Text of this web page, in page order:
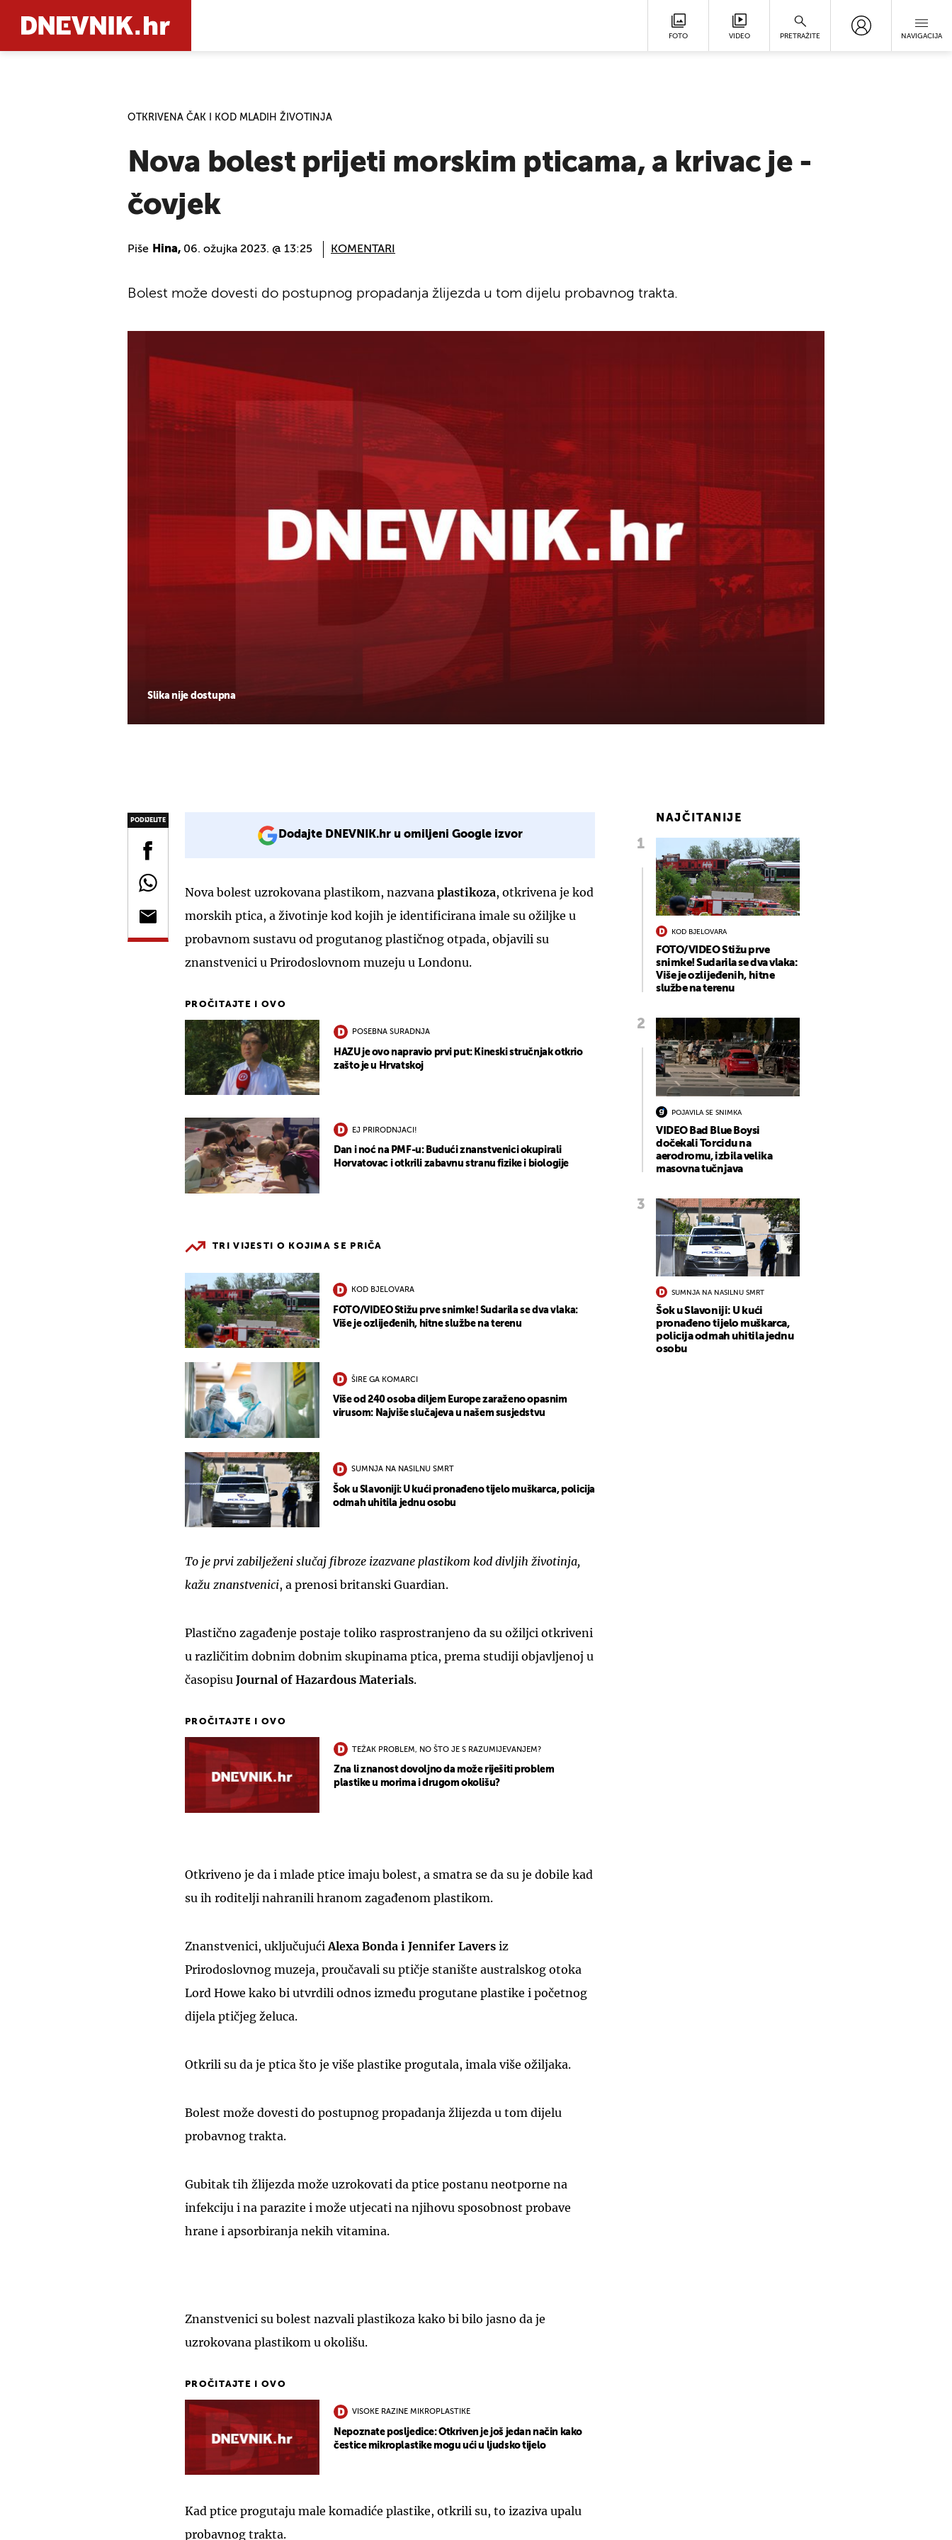
FOTO VIDEO PRETRAŽITE NAVIGACIJA
OTKRIVENA ČAK I KOD MLADIH ŽIVOTINJA
Nova bolest prijeti morskim pticama, a krivac je -
čovjek
Piše Hina, 06. ožujka 2023. @ 13:25 KOMENTARI
Slika nije dostupna
Bolest može dovesti do postupnog propadanja žlijezda u tom dijelu probavnog trakta.
PODIJELITE
Dodajte DNEVNIK.hr u omiljeni Google izvor
Nova bolest uzrokovana plastikom, nazvana plastikoza, otkrivena je kod
morskih ptica, a životinje kod kojih je identificirana imale su ožiljke u
probavnom sustavu od progutanog plastičnog otpada, objavili su
znanstvenici u Prirodoslovnom muzeju u Londonu.
PROČITAJTE I OVO
POSEBNA SURADNJA
HAZU je ovo napravio prvi put: Kineski stručnjak otkrio
zašto je u Hrvatskoj
EJ PRIRODNJACI!
Dan i noć na PMF-u: Budući znanstvenici okupirali
Horvatovac i otkrili zabavnu stranu fizike i biologije
TRI VIJESTI O KOJIMA SE PRIČA
KOD BJELOVARA
FOTO/VIDEO Stižu prve snimke! Sudarila se dva vlaka:
Više je ozlijeđenih, hitne službe na terenu
ŠIRE GA KOMARCI
Više od 240 osoba diljem Europe zaraženo opasnim
virusom: Najviše slučajeva u našem susjedstvu
SUMNJA NA NASILNU SMRT
Šok u Slavoniji: U kući pronađeno tijelo muškarca, policija
odmah uhitila jednu osobu
To je prvi zabilježeni slučaj fibroze izazvane plastikom kod divljih životinja,
kažu znanstvenici, a prenosi britanski Guardian.
Plastično zagađenje postaje toliko rasprostranjeno da su ožiljci otkriveni
u različitim dobnim dobnim skupinama ptica, prema studiji objavljenoj u
časopisu Journal of Hazardous Materials.
PROČITAJTE I OVO
TEŽAK PROBLEM, NO ŠTO JE S RAZUMIJEVANJEM?
Zna li znanost dovoljno da može riješiti problem
plastike u morima i drugom okolišu?
Otkriveno je da i mlade ptice imaju bolest, a smatra se da su je dobile kad
su ih roditelji nahranili hranom zagađenom plastikom.
Znanstvenici, uključujući Alexa Bonda i Jennifer Lavers iz
Prirodoslovnog muzeja, proučavali su ptičje stanište australskog otoka
Lord Howe kako bi utvrdili odnos između progutane plastike i početnog
dijela ptičjeg želuca.
Otkrili su da je ptica što je više plastike progutala, imala više ožiljaka.
Bolest može dovesti do postupnog propadanja žlijezda u tom dijelu
probavnog trakta.
Gubitak tih žlijezda može uzrokovati da ptice postanu neotporne na
infekciju i na parazite i može utjecati na njihovu sposobnost probave
hrane i apsorbiranja nekih vitamina.
Znanstvenici su bolest nazvali plastikoza kako bi bilo jasno da je
uzrokovana plastikom u okolišu.
PROČITAJTE I OVO
VISOKE RAZINE MIKROPLASTIKE
Nepoznate posljedice: Otkriven je još jedan način kako
čestice mikroplastike mogu ući u ljudsko tijelo
Kad ptice progutaju male komadiće plastike, otkrili su, to izaziva upalu
probavnog trakta.
NAJČITANIJE
KOD BJELOVARA
FOTO/VIDEO Stižu prve
snimke! Sudarila se dva vlaka:
Više je ozlijeđenih, hitne
službe na terenu
POJAVILA SE SNIMKA
VIDEO Bad Blue Boysi
dočekali Torcidu na
aerodromu, izbila velika
masovna tučnjava
SUMNJA NA NASILNU SMRT
Šok u Slavoniji: U kući
pronađeno tijelo muškarca,
policija odmah uhitila jednu
osobu